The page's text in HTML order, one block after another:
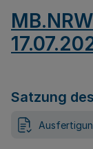
Satzung